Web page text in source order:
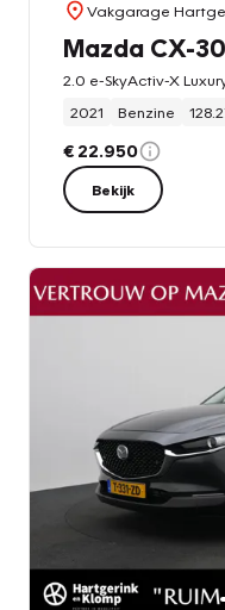
Vakgarage
Mazda CX-30
2.0 e-SkyActiv-X
2021
Benzine
€ 22.950
Bekijk